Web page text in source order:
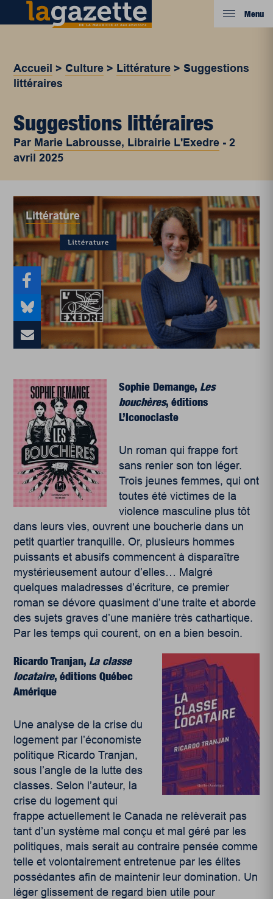
Menu
Accueil > Culture > Littérature >Suggestions
littéraires
Suggestions littéraires
Par Marie Labrousse, Librairie L'Exedre -2
avril 2025
Littérature
Sophie Demange, Les
bouchères, éditions
L’Iconoclaste
Un roman qui frappe fort
sans renier son ton léger.
Trois jeunes femmes, qui ont
toutes été victimes de la
violence masculine plus tôt
dans leurs vies, ouvrent une boucherie dans un
petit quartier tranquille. Or, plusieurs hommes
puissants et abusifs commencent à disparaître
mystérieusement autour d’elles… Malgré
quelques maladresses d’écriture, ce premier
roman se dévore quasiment d’une traite et aborde
des sujets graves d’une manière très cathartique.
Par les temps qui courent, on en a bien besoin.
Ricardo Tranjan, La classe
locataire, éditions Québec
Amérique
Une analyse de la crise du
logement par l’économiste
politique Ricardo Tranjan,
sous l’angle de la lutte des
classes. Selon l’auteur, la
crise du logement qui
frappe actuellement le Canada ne relèverait pas
tant d’un système mal conçu et mal géré par les
politiques, mais serait au contraire pensée comme
telle et volontairement entretenue par les élites
possédantes afin de maintenir leur domination. Un
léger glissement de regard bien utile pour